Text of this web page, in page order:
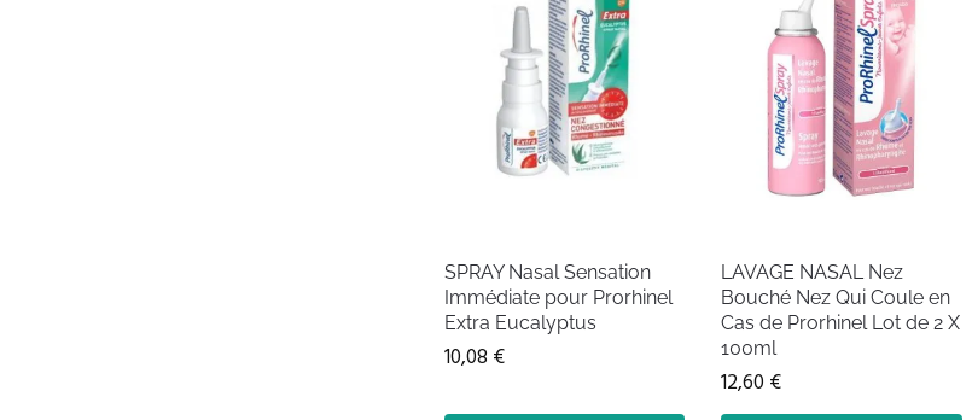
SPRAY Nasal Sensation
Immédiate pour Prorhinel
Extra Eucalyptus
10,08 €
LAVAGE NASAL Nez
Bouché Nez Qui Coule en
Cas de Prorhinel Lot de 2 X
100ml
12,60 €